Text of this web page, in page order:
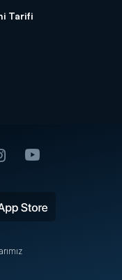
Tarifi